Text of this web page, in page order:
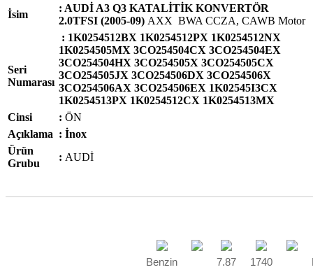
İsim
: AUDİ A3 Q3 KATALİTİK KONVERTÖR
2.0TFSI (2005-09) AXX BWA CCZA, CAWB Motor
Seri
Numarası
: 1K0254512BX 1K0254512PX 1K0254512NX
1K0254505MX 3CO254504CX 3CO254504EX
3CO254504HX 3CO254505X 3CO254505CX
3CO254505JX 3CO254506DX 3CO254506X
3CO254506AX 3CO254506EX 1K02545I3CX
1K0254513PX 1K0254512CX 1K0254513MX
Cinsi
: ÖN
Açıklama : İnox
Ürün
Grubu
: AUDİ
Benzin 7.87 1740